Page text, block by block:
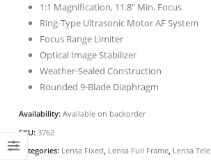
1:1 Magnification, 11.8″ Min. Focus
Ring-Type Ultrasonic Motor AF System
Focus Range Limiter
Optical Image Stabilizer
Weather-Sealed Construction
Rounded 9-Blade Diaphragm
Availability: Available on backorder
SKU: 3762
Categories: Lensa Fixed, Lensa Full Frame, Lensa Tele